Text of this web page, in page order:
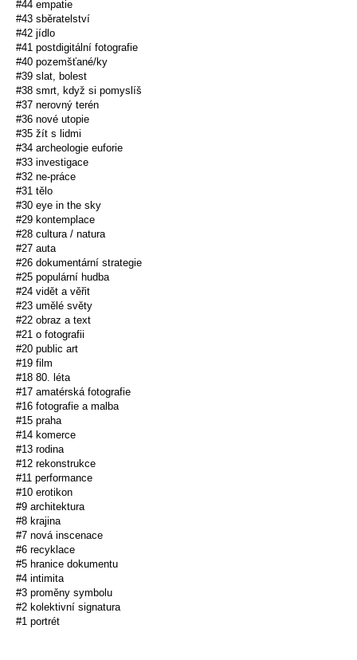
#44 empatie
#43 sběratelství
#42 jídlo
#41 postdigitální fotografie
#40 pozemšťané/ky
#39 slat, bolest
#38 smrt, když si pomyslíš
#37 nerovný terén
#36 nové utopie
#35 žít s lidmi
#34 archeologie euforie
#33 investigace
#32 ne-práce
#31 tělo
#30 eye in the sky
#29 kontemplace
#28 cultura / natura
#27 auta
#26 dokumentární strategie
#25 populární hudba
#24 vidět a věřit
#23 umělé světy
#22 obraz a text
#21 o fotografii
#20 public art
#19 film
#18 80. léta
#17 amatérská fotografie
#16 fotografie a malba
#15 praha
#14 komerce
#13 rodina
#12 rekonstrukce
#11 performance
#10 erotikon
#9 architektura
#8 krajina
#7 nová inscenace
#6 recyklace
#5 hranice dokumentu
#4 intimita
#3 proměny symbolu
#2 kolektivní signatura
#1 portrét